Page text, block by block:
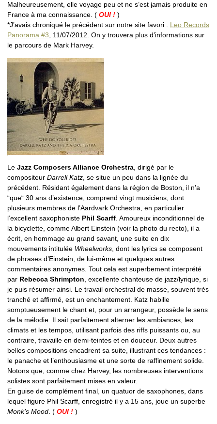
Malheureusement, elle voyage peu et ne s’est jamais produite en
France à ma connaissance. ( OUI ! )
*J’avais chroniqué le précédent sur notre site favori : Leo Records
Panorama #3, 11/07/2012. On y trouvera plus d’informations sur
le parcours de Mark Harvey.
Le Jazz Composers Alliance Orchestra, dirigé par le
compositeur Darrell Katz, se situe un peu dans la lignée du
précédent. Résidant également dans la région de Boston, il n’a
“que“ 30 ans d’existence, comprend vingt musiciens, dont
plusieurs membres de l’Aardvark Orchestra, en particulier
l’excellent saxophoniste Phil Scarff. Amoureux inconditionnel de
la bicyclette, comme Albert Einstein (voir la photo du recto), il a
écrit, en hommage au grand savant, une suite en dix
mouvements intitulée Wheelworks, dont les lyrics se composent
de phrases d’Einstein, de lui-même et quelques autres
commentaires anonymes. Tout cela est superbement interprété
par Rebecca Shrimpton, excellente chanteuse de jazz/lyrique, si
je puis résumer ainsi. Le travail orchestral de masse, souvent très
tranché et affirmé, est un enchantement. Katz habille
somptueusement le chant et, pour un arrangeur, possède le sens
de la mélodie. Il sait parfaitement alterner les ambiances, les
climats et les tempos, utilisant parfois des riffs puissants ou, au
contraire, travaille en demi-teintes et en douceur. Deux autres
belles compositions encadrent sa suite, illustrant ces tendances :
le panache et l’enthousiasme et une sorte de raffinement solide.
Notons que, comme chez Harvey, les nombreuses interventions
solistes sont parfaitement mises en valeur.
En guise de complément final, un quatuor de saxophones, dans
lequel figure Phil Scarff, enregistré il y a 15 ans, joue un superbe
Monk’s Mood. ( OUI ! )